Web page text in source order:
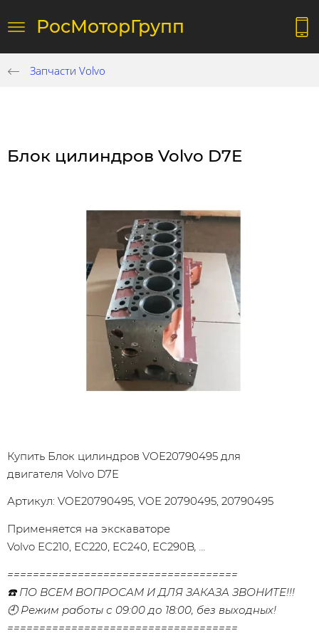
РосМоторГрупп
Запчасти Volvo
Блок цилиндров Volvo D7E
Купить Блок цилиндров VOE20790495 для
двигателя Volvo D7E
Артикул: VOE20790495, VOE 20790495, 20790495
Применяется на экскаваторе
Volvo EC210, EC220, EC240, EC290B, ...
====================================
☎️ ПО ВСЕМ ВОПРОСАМ И ДЛЯ ЗАКАЗА ЗВОНИТЕ!!!
🕘 Режим работы с 09:00 до 18:00, без выходных!
====================================